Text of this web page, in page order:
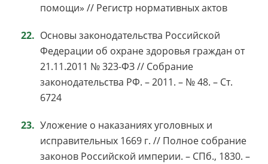
помощи» // Регистр нормативных актов
Основы законодательства Российской
Федерации об охране здоровья граждан от
21.11.2011 № 323-ФЗ // Собрание
законодательства РФ. – 2011. – № 48. – Ст.
6724
Уложение о наказаниях уголовных и
исправительных 1669 г. // Полное собрание
законов Российской империи. – СПб., 1830. –